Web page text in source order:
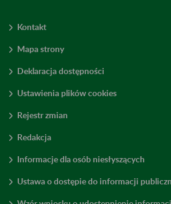
Kontakt
Mapa strony
Deklaracja dostępności
Ustawienia plików cookies
Rejestr zmian
Redakcja
Informacje dla osób niesłyszących
Ustawa o dostępie do informacji